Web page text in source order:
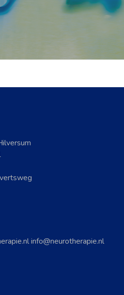
info@neurotherapie.nl